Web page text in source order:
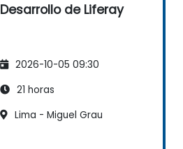
Desarrollo de Liferay
2026-10-05 09:30
21 horas
Lima - Miguel Grau